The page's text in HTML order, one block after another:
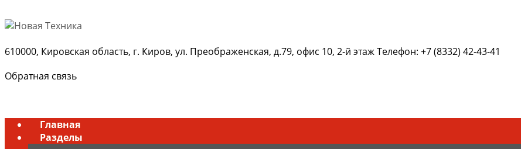
610000, Кировская область, г. Киров, ул. Преображенская, д.79, офис 10, 2-й этаж Телефон: +7 (8332) 42-43-41
Обратная связь
Главная
Разделы